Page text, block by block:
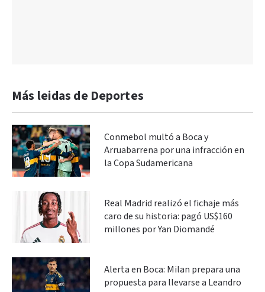
Más leidas de Deportes
Conmebol multó a Boca y
Arruabarrena por una infracción en
la Copa Sudamericana
Real Madrid realizó el fichaje más
caro de su historia: pagó US$160
millones por Yan Diomandé
Alerta en Boca: Milan prepara una
propuesta para llevarse a Leandro